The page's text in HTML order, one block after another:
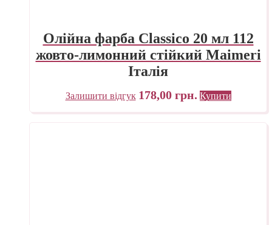
Олійна фарба Classico 20 мл 112
жовто-лимонний стійкий Maimeri
Італія
Залишити відгук 178,00 грн. Купити